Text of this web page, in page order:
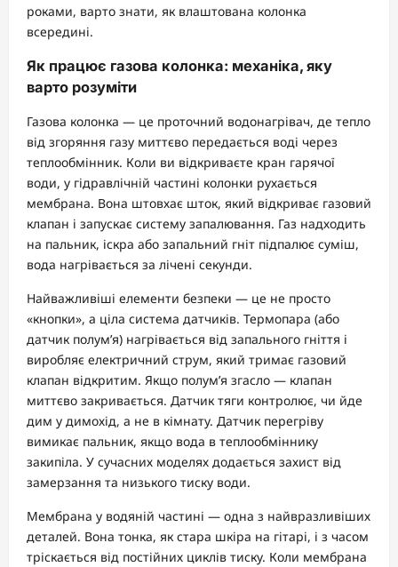
роками, варто знати, як влаштована колонка
всередині.
Як працює газова колонка: механіка, яку
варто розуміти
Газова колонка — це проточний водонагрівач, де тепло
від згоряння газу миттєво передається воді через
теплообмінник. Коли ви відкриваєте кран гарячої
води, у гідравлічній частині колонки рухається
мембрана. Вона штовхає шток, який відкриває газовий
клапан і запускає систему запалювання. Газ надходить
на пальник, іскра або запальний гніт підпалює суміш,
вода нагрівається за лічені секунди.
Найважливіші елементи безпеки — це не просто
«кнопки», а ціла система датчиків. Термопара (або
датчик полум’я) нагрівається від запального гніття і
виробляє електричний струм, який тримає газовий
клапан відкритим. Якщо полум’я згасло — клапан
миттєво закривається. Датчик тяги контролює, чи йде
дим у димохід, а не в кімнату. Датчик перегріву
вимикає пальник, якщо вода в теплообміннику
закипіла. У сучасних моделях додається захист від
замерзання та низького тиску води.
Мембрана у водяній частині — одна з найвразливіших
деталей. Вона тонка, як стара шкіра на гітарі, і з часом
тріскається від постійних циклів тиску. Коли мембрана